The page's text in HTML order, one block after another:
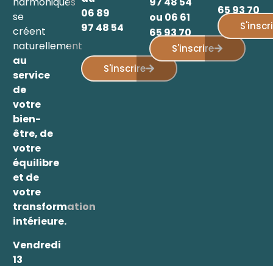
se
créent
naturellement
au
service
de
votre
bien-
être, de
votre
équilibre
et de
votre
transformation
intérieure.
Vendredi
13
06 89
97 48 54
S'inscrire
ou 06 61
65 93 70
S'inscrire
65 93 70